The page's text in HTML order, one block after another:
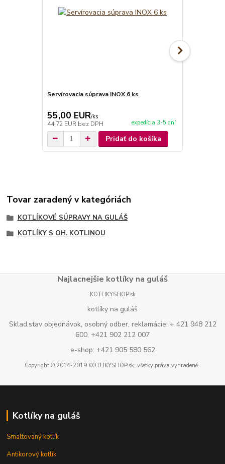
Servírovacia súprava INOX 6 ks
55,00 EUR/ks
44,72 EUR bez DPH expedícia 3-5 dní
Pridať do košíka
Tovar zaradený v kategóriách
KOTLÍKOVÉ SÚPRAVY NA GULÁŠ
KOTLÍKY S OH. KOTLINOU
Najlacnejšie kotlíky na guláš
KOTLIKYSHOP.sk
kotlíky na guláš
Sklad,stav objednávok, osobný odber, reklamácie: + 421 948 212
600, +421 902 212 007
e-shop: +421 905 580 562
Copyright © 2014-2019 KOTLIKYSHOP.sk, všetky práva vyhradené..
Kotlíky na guláš
Smaltovaný kotlík
Antikorový kotlík